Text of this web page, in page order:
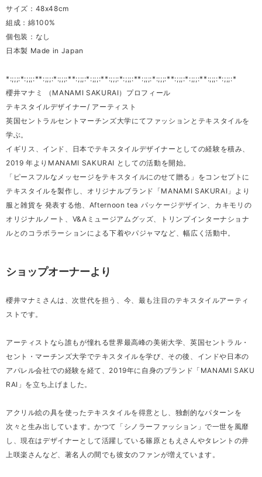
サイズ：48x48cm
組成：綿100%
個包装：なし
日本製 Made in Japan
*:;;;:*:;;;:**:;;;:*:;;;:**:;;;:*:;;;:**:;;;:*:;;;:**:;;;:*:;;;:**:;;;:*:;;;:**:;;;:*:;;;:*
櫻井マナミ （MANAMI SAKURAI）プロフィール
テキスタイルデザイナー/ アーティスト
英国セントラルセントマーチンズ大学にてファッションとテキスタイルを
学ぶ。
イギリス、インド、日本でテキスタイルデザイナーとしての経験を積み、
2019 年よりMANAMI SAKURAI としての活動を開始。
「ピースフルなメッセージをテキスタイルにのせて贈る」をコンセプトに
テキスタイルを製作し、オリジナルブランド「MANAMI SAKURAI」より
服と雑貨を 発表する他、Afternoon tea パッケージデザイン、カキモリの
オリジナルノート、V&Aミュージアムグッズ、トリンプインターナショナ
ルとのコラボラーションによる下着やパジャマなど、幅広く活動中。
ショップオーナーより
櫻井マナミさんは、次世代を担う、今、最も注目のテキスタイルアーティ
ストです。
アーティストなら誰もが憧れる世界最高峰の美術大学、英国セントラル・
セント・マーチンズ大学でテキスタイルを学び、その後、インドや日本の
アパレル会社での経験を経て、2019年に自身のブランド「MANAMI SAKU
RAI」を立ち上げました。
アクリル絵の具を使ったテキスタイルを得意とし、独創的なパターンを
次々と生み出しています。かつて「シノラーファッション」で一世を風靡
し、現在はデザイナーとして活躍している篠原ともえさんやタレントの井
上咲楽さんなど、著名人の間でも彼女のファンが増えています。